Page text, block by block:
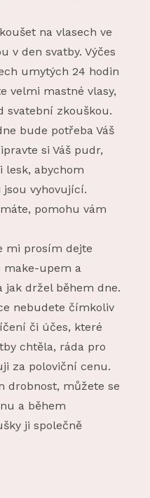
na vlasech ve
v den svatby. Výčes
umytých 24 hodin
velmi mastné vlasy,
svatební zkouškou.
bude potřeba Váš
si Váš pudr,
lesk, abychom
vyhovující.
pomohu vám
mi prosím dejte
make-upem a
jak držel během dne.
nebudete čímkoliv
či účes, které
chtěla, ráda pro
za poloviční cenu.
drobnost, můžete se
a během
ji společně